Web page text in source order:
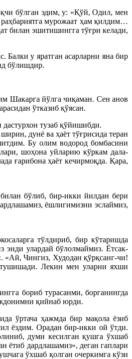
бўлган эдим, у: «Қўй, Одил, мен
мурожаат ҳам қилдим…
билан эшитишингга тўғри келади,
Балки у яратган асарларни яна бир
бўлишдир.
Шакарга йўлга чиқаман. Сен анов
ўтказиб қўясан.
тузаб қўйишибди.
дунё ва ҳаёт тўғрисида теран
Бу олим водород бомбасини
шоҳона уйларию кўркам дала-
ғарибона ҳаёт кечирмоқда. Қара,
бўлиб, бир-икки йилдан бери
ёшлигимизни эслаймиз,
тўлдириб, бир кўтаришда
энди улардай бўлолмаймиз. Ётсак-
«Ай, Чингиз, Худодан қўрқсанг-чи!
Лекин мен уларни яхши
бориб турасанми, борганингда
қийнаб юрди.
ўртача ҳажмда бир мақола ёзиб
ёздим. Орадан бир-икки ой ўтди.
думи кесилган қушга ўхшаб
ётиб дардлашамиз», деган гаплари
ўхшаб қолган очеркимга кўзи